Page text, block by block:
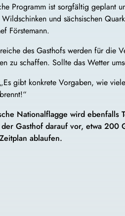
Programm ist sorgfältig geplant
und sächsischen
Förstemann.
des Gasthofs werden für die
zu schaffen. Sollte das Wetter
„Es gibt konkrete Vorgaben, wie
brennt!“
Nationalflagge wird ebenfalls
Gasthof darauf vor, etwa 200
ablaufen.